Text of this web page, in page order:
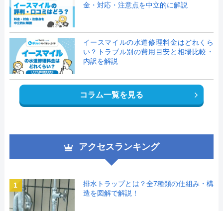
金・対応・注意点を中立的に解説
イースマイルの水道修理料金はどれくら
い？トラブル別の費用目安と相場比較・
内訳を解説
コラム一覧を見る
アクセスランキング
1
排水トラップとは？全7種類の仕組み・構
造を図解で解説！